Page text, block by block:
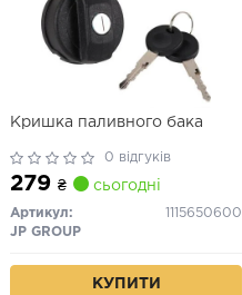
Кришка паливного бака
0 відгуків
279 ₴ сьогодні
Артикул:
1115650600
JP GROUP
КУПИТИ